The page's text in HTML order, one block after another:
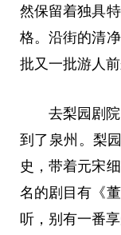
然保留着独具
格。沿街的清
批又一批游人前
去梨园剧
到了泉州。梨
史，带着元宋
名的剧目有《
听，别有一番享